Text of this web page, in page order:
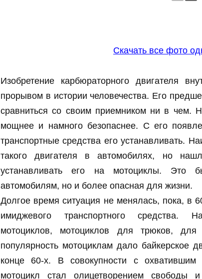
Скачать все фото
Изобретение карбюраторного двигателя
прорывом в истории человечества. Его
сравниться со своим приемником ни в чем.
мощнее и намного безопаснее. С его
транспортные средства его устанавливать.
такого двигателя в автомобилях, но
устанавливать его на мотоциклы. Это
автомобилям, но и более опасная для жизни.
Долгое время ситуация не менялась, пока, в
имиджевого транспортного средства.
мотоциклов, мотоциклов для трюков,
популярность мотоциклам дало байкерское
конце 60-х. В совокупности с
мотоцикл стал олицетворением свободы и